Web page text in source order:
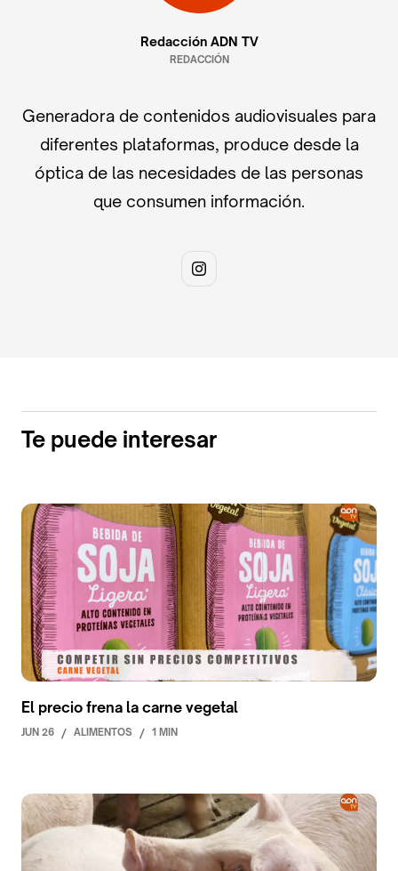
Redacción ADN TV
REDACCIÓN
Generadora de contenidos audiovisuales para
diferentes plataformas, produce desde la
óptica de las necesidades de las personas
que consumen información.
Te puede interesar
El precio frena la carne vegetal
JUN 26 / ALIMENTOS / 1 MIN